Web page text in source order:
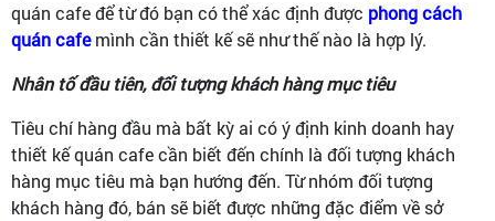
quán cafe để từ đó bạn có thể xác định được phong cách
quán cafemình cần thiết kế sẽ như thế nào là hợp lý.
Nhân tố đầu tiên, đối tượng khách hàng mục tiêu
Tiêu chí hàng đầu mà bất kỳ ai có ý định kinh doanh hay
thiết kế quán cafe cần biết đến chính là đối tượng khách
hàng mục tiêu mà bạn hướng đến. Từ nhóm đối tượng
khách hàng đó, bán sẽ biết được những đặc điểm về sở